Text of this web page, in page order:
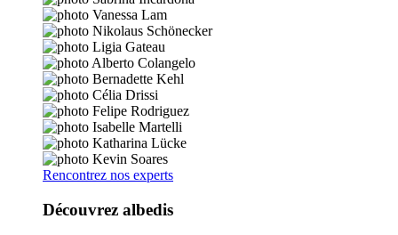
Rencontrez nos experts
Découvrez albedis